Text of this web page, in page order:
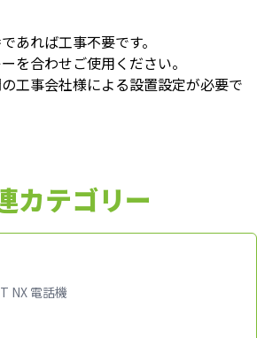
あれば工事不要です。
を合わせご使用ください。
工事会社様による設置設定が必要で
カテゴリー
NX 電話機